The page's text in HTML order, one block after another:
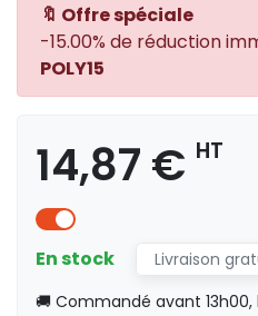
🔖 Offre spéciale
-15.00% de réduction
POLY15
14,87 € HT
En stock
Livraison
🚚 Commandé avant